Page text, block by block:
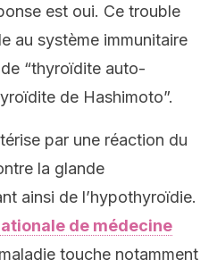
est oui. Ce trouble
au système immunitaire
“thyroïdite auto-
de Hashimoto”.
par une réaction du
la glande
ainsi de l’hypothyroïdie.
de médecine
touche notamment